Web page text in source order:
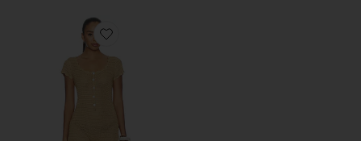
Favorite Michelle Crochet Romper